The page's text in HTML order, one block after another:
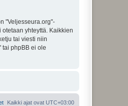
"Veljesseura.org"-
yhteyttä. Kaikkien
tai viesti niin
tai phpBB ei ole
Kaikki ajat ovat UTC+03:00